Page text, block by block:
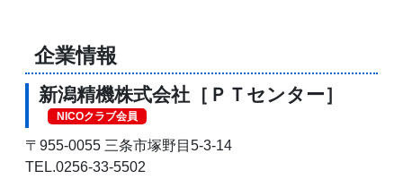
企業情報
新潟精機株式会社［ＰＴセンター］
NICOクラブ会員
〒955-0055 三条市塚野目5-3-14
TEL.0256-33-5502